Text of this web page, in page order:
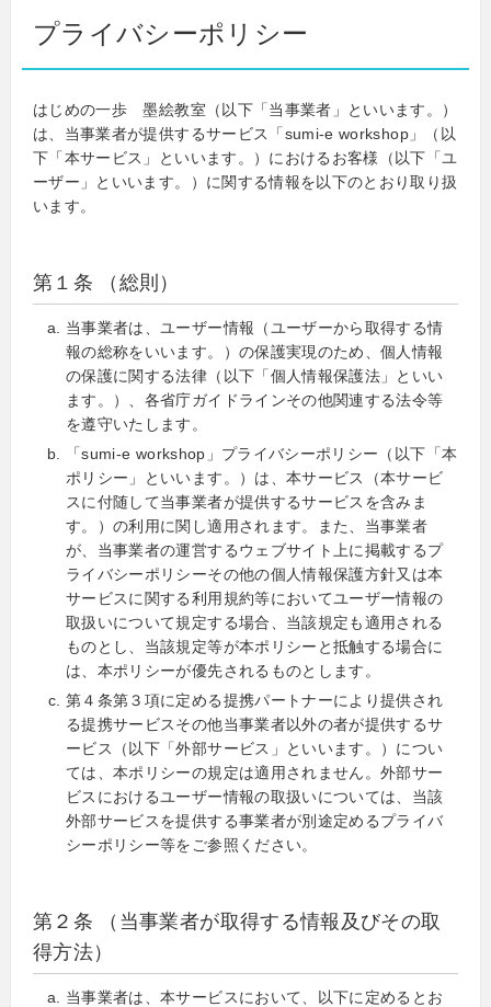
プライバシーポリシー
はじめの一歩 墨絵教室（以下「当事業者」といいます。）
は、当事業者が提供するサービス「sumi-e workshop」（以
下「本サービス」といいます。）におけるお客様（以下「ユ
ーザー」といいます。）に関する情報を以下のとおり取り扱
います。
第１条 （総則）
当事業者は、ユーザー情報（ユーザーから取得する情
報の総称をいいます。）の保護実現のため、個人情報
の保護に関する法律（以下「個人情報保護法」といい
ます。）、各省庁ガイドラインその他関連する法令等
を遵守いたします。
「sumi-e workshop」プライバシーポリシー（以下「本
ポリシー」といいます。）は、本サービス（本サービ
スに付随して当事業者が提供するサービスを含みま
す。）の利用に関し適用されます。また、当事業者
が、当事業者の運営するウェブサイト上に掲載するプ
ライバシーポリシーその他の個人情報保護方針又は本
サービスに関する利用規約等においてユーザー情報の
取扱いについて規定する場合、当該規定も適用される
ものとし、当該規定等が本ポリシーと抵触する場合に
は、本ポリシーが優先されるものとします。
第４条第３項に定める提携パートナーにより提供され
る提携サービスその他当事業者以外の者が提供するサ
ービス（以下「外部サービス」といいます。）につい
ては、本ポリシーの規定は適用されません。外部サー
ビスにおけるユーザー情報の取扱いについては、当該
外部サービスを提供する事業者が別途定めるプライバ
シーポリシー等をご参照ください。
第２条 （当事業者が取得する情報及びその取
得方法）
当事業者は、本サービスにおいて、以下に定めるとお